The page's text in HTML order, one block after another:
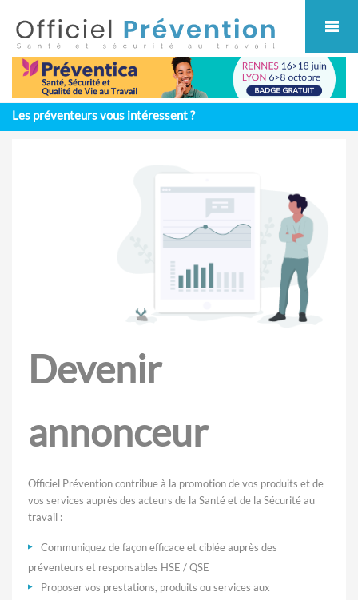
Les préventeurs vous intéressent ?
Devenir
annonceur
Officiel Prévention contribue à la promotion de vos produits et de
vos services auprès des acteurs de la Santé et de la Sécurité au
travail :
Communiquez de façon efficace et ciblée auprès des
préventeurs et responsables HSE / QSE
Proposer vos prestations, produits ou services aux